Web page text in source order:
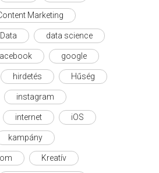
Marketing
Data data science
google
hirdetés Hűség
instagram
internet iOS
kampány
Kreatív